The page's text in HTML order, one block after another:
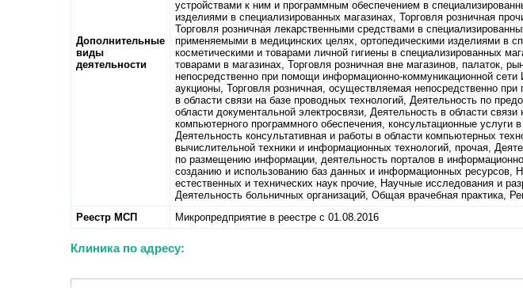
Дополнительные
виды
деятельности
устройствами к ним и программным обеспечением в
изделиями в специализированных магазинах, Торговля розничная
Торговля розничная лекарственными средствами в
применяемыми в медицинских целях, ортопедическими изделиями в
косметическими и товарами личной гигиены в специализированных
товарами в магазинах, Торговля розничная вне магазинов, палаток,
непосредственно при помощи информационно-коммуникационной сети
аукционы, Торговля розничная, осуществляемая непосредственно
в области связи на базе проводных технологий, Деятельность по
области документальной электросвязи, Деятельность в области
компьютерного программного обеспечения, консультационные услуги
Деятельность консультативная и работы в области компьютерных
вычислительной техники и информационных технологий, прочая,
по размещению информации, деятельность порталов в
созданию и использованию баз данных и информационных ресурсов,
естественных и технических наук прочие, Научные исследования и
Деятельность больничных организаций, Общая врачебная практика,
Реестр МСП
Микропредприятие в реестре с 01.08.2016
Клиника по адресу: